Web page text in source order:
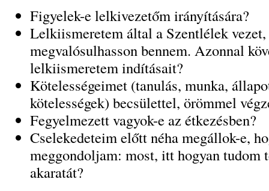
Figyelek-e lelkivezetőm irányítására?
Lelkiismeretem által a Szentlélek
megvalósulhasson bennem. Azonnal
lelkiismeretem indításait?
Kötelességeimet (tanulás, munka,
kötelességek) becsülettel, örömmel
Fegyelmezett vagyok-e az étkezésben?
Cselekedeteim előtt néha megállok-e,
meggondoljam: most, itt hogyan tudom
akaratát?